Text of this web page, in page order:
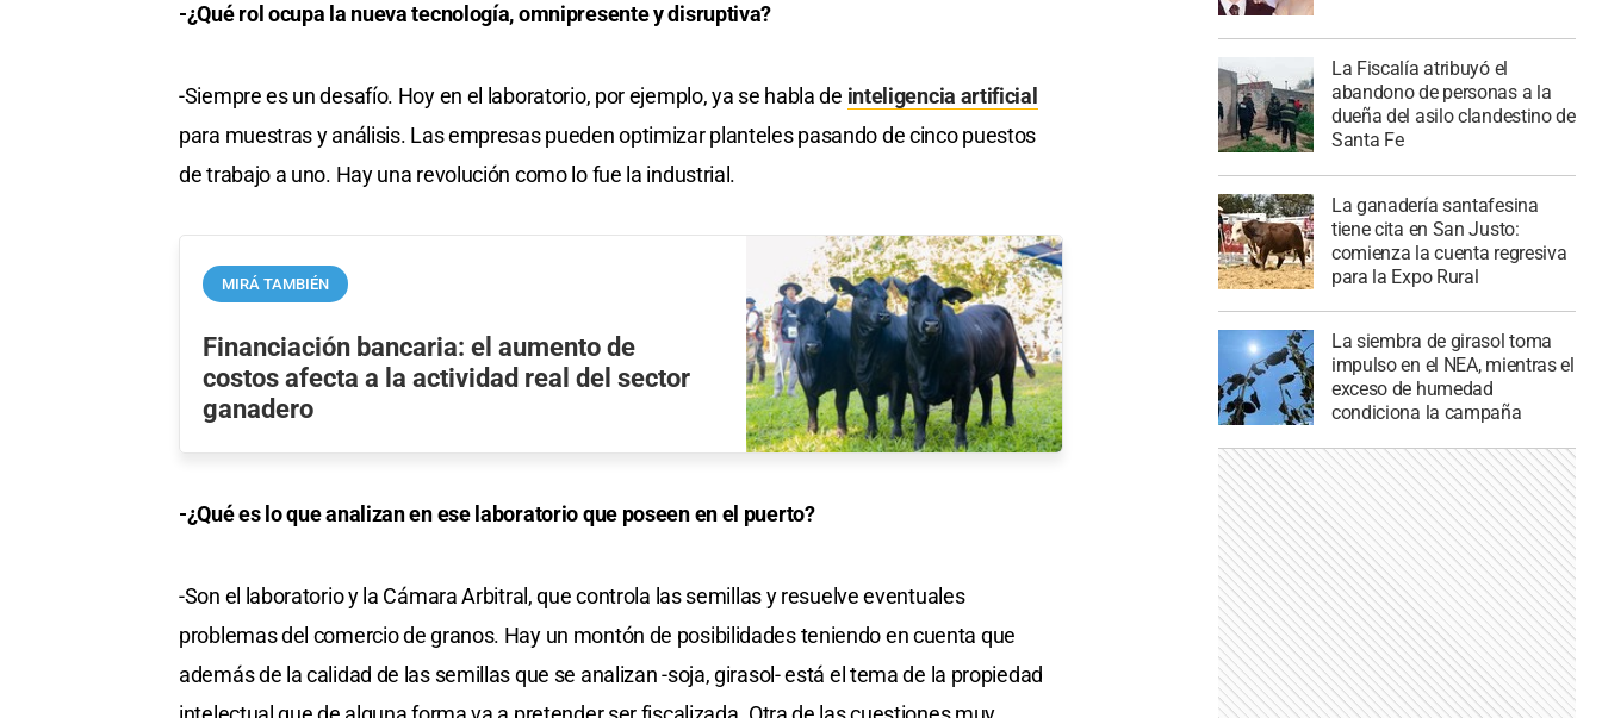
-¿Qué rol ocupa la nueva tecnología, omnipresente y disruptiva?
-Siempre es un desafío. Hoy en el laboratorio, por ejemplo, ya se habla de inteligencia artificial
para muestras y análisis. Las empresas pueden optimizar planteles pasando de cinco puestos
de trabajo a uno. Hay una revolución como lo fue la industrial.
MIRÁ TAMBIÉN
Financiación bancaria: el aumento de
costos afecta a la actividad real del sector
ganadero
-¿Qué es lo que analizan en ese laboratorio que poseen en el puerto?
-Son el laboratorio y la Cámara Arbitral, que controla las semillas y resuelve eventuales
problemas del comercio de granos. Hay un montón de posibilidades teniendo en cuenta que
además de la calidad de las semillas que se analizan -soja, girasol- está el tema de la propiedad
La Fiscalía atribuyó el
abandono de personas a la
dueña del asilo clandestino de
Santa Fe
La ganadería santafesina
tiene cita en San Justo:
comienza la cuenta regresiva
para la Expo Rural
La siembra de girasol toma
impulso en el NEA, mientras el
exceso de humedad
condiciona la campaña